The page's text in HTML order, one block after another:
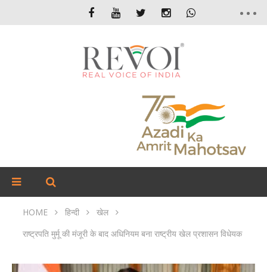
HOME हिन्दी
खेल
राष्ट्रपति मुर्मू की मंजूरी के बाद अधिनियम बना राष्ट्रीय खेल प्रशासन विधेयक